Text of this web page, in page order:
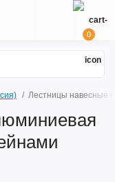
0
Лестницы навесные